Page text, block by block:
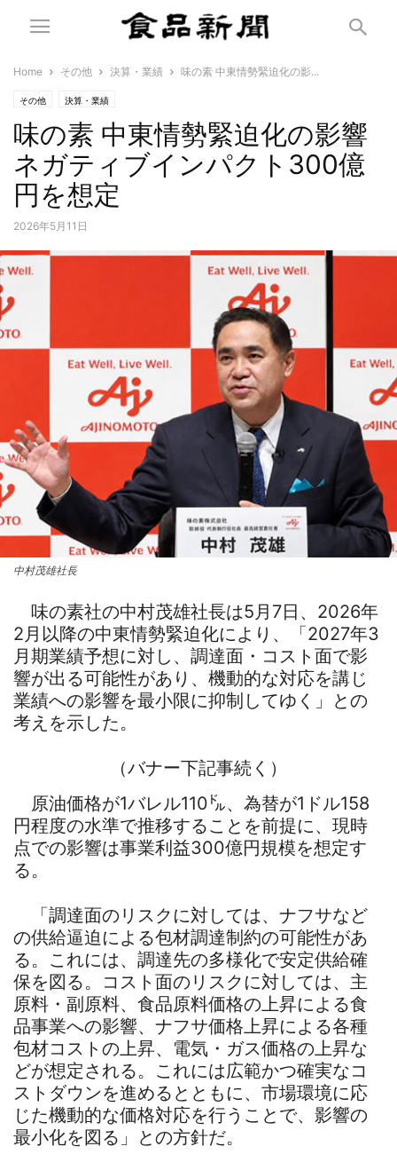
Home その他 決算・業績 味の素 中東情勢緊迫化の影...
その他 決算・業績
味の素 中東情勢緊迫化の影響
ネガティブインパクト300億
円を想定
2026年5月11日
中村茂雄社長
味の素社の中村茂雄社長は5月7日、2026年
2月以降の中東情勢緊迫化により、「2027年3
月期業績予想に対し、調達面・コスト面で影
響が出る可能性があり、機動的な対応を講じ
業績への影響を最小限に抑制してゆく」との
考えを示した。
（バナー下記事続く）
原油価格が1バレル110㌦、為替が1ドル158
円程度の水準で推移することを前提に、現時
点での影響は事業利益300億円規模を想定す
る。
「調達面のリスクに対しては、ナフサなど
の供給逼迫による包材調達制約の可能性があ
る。これには、調達先の多様化で安定供給確
保を図る。コスト面のリスクに対しては、主
原料・副原料、食品原料価格の上昇による食
品事業への影響、ナフサ価格上昇による各種
包材コストの上昇、電気・ガス価格の上昇な
どが想定される。これには広範かつ確実なコ
ストダウンを進めるとともに、市場環境に応
じた機動的な価格対応を行うことで、影響の
最小化を図る」との方針だ。